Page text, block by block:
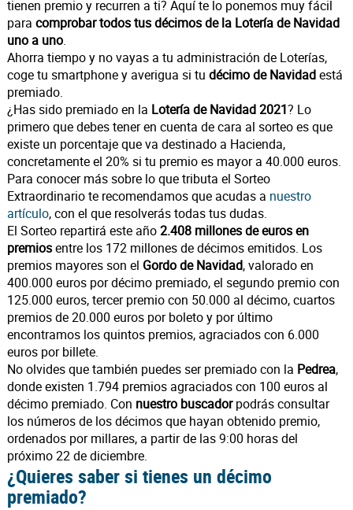
tienen premio y recurren a ti? Aquí te lo ponemos muy fácil
para comprobar todos tus décimos de la Lotería de Navidad
uno a uno.
Ahorra tiempo y no vayas a tu administración de Loterías,
coge tu smartphone y averigua si tu décimo de Navidadestá
premiado.
¿Has sido premiado en la Lotería de Navidad 2021? Lo
primero que debes tener en cuenta de cara al sorteo es que
existe un porcentaje que va destinado a Hacienda,
concretamente el 20% si tu premio es mayor a 40.000 euros.
Para conocer más sobre lo que tributa el Sorteo
Extraordinario te recomendamos que acudas a nuestro
artículo, con el que resolverás todas tus dudas.
El Sorteo repartirá este año2.408 millones de euros en
premiosentre los 172 millones de décimos emitidos. Los
premios mayores son el Gordo de Navidad, valorado en
400.000 euros por décimo premiado, el segundo premio con
125.000 euros, tercer premio con 50.000 al décimo, cuartos
premios de 20.000 euros por boleto y por último
encontramos los quintos premios, agraciados con 6.000
euros por billete.
No olvides que también puedes ser premiado con la Pedrea,
donde existen 1.794 premios agraciados con 100 euros al
décimo premiado. Con nuestro buscadorpodrás consultar
los números de los décimos que hayan obtenido premio,
ordenados por millares, a partir de las 9:00 horas del
próximo 22 de diciembre.
¿Quieres saber si tienes un décimo
premiado?